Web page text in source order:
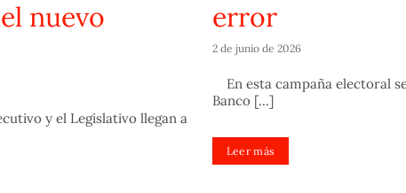
nuevo
y el Legislativo llegan a
error
2 de junio de 2026
En esta campaña electoral
Banco [...]
Leer más